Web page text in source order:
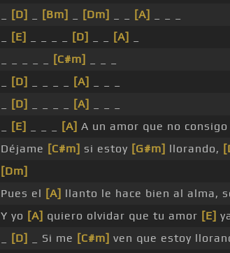
[D] [Bm] [Dm] [A]
[E] [D] [A]
[C#m]
[D] [A]
[D] [A]
[E] [A] A un amor que no consigo
Déjame [C#m] si estoy [G#m] llorando,
[Dm]
Pues el [A] llanto le hace bien al alma,
Y yo [A] quiero olvidar que tu amor [E]
[D] _ Si me [C#m] ven que estoy